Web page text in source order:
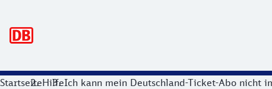
StartseiteHilfeIch kann mein Deutschland-Ticket-Abo nicht